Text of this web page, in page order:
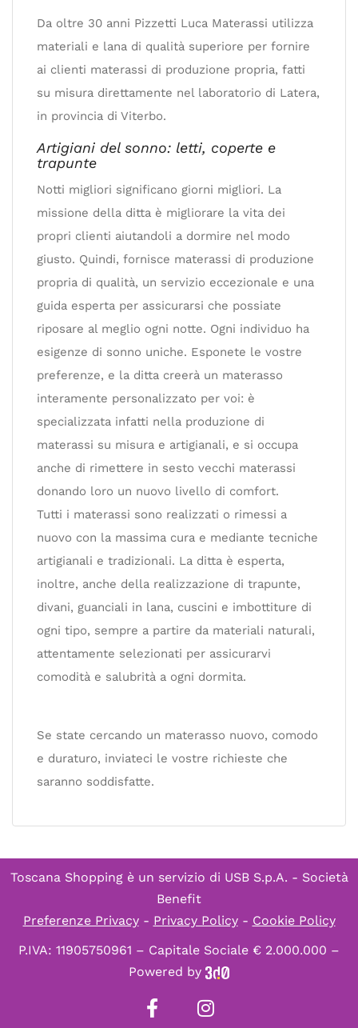
Da oltre 30 anni Pizzetti Luca Materassi utilizza
materiali e lana di qualità superiore per fornire
ai clienti materassi di produzione propria, fatti
su misura direttamente nel laboratorio di Latera,
in provincia di Viterbo.
Artigiani del sonno: letti, coperte e
trapunte
Notti migliori significano giorni migliori. La
missione della ditta è migliorare la vita dei
propri clienti aiutandoli a dormire nel modo
giusto. Quindi, fornisce materassi di produzione
propria di qualità, un servizio eccezionale e una
guida esperta per assicurarsi che possiate
riposare al meglio ogni notte. Ogni individuo ha
esigenze di sonno uniche. Esponete le vostre
preferenze, e la ditta creerà un materasso
interamente personalizzato per voi: è
specializzata infatti nella produzione di
materassi su misura e artigianali, e si occupa
anche di rimettere in sesto vecchi materassi
donando loro un nuovo livello di comfort.
Tutti i materassi sono realizzati o rimessi a
nuovo con la massima cura e mediante tecniche
artigianali e tradizionali. La ditta è esperta,
inoltre, anche della realizzazione di trapunte,
divani, guanciali in lana, cuscini e imbottiture di
ogni tipo, sempre a partire da materiali naturali,
attentamente selezionati per assicurarvi
comodità e salubrità a ogni dormita.
Se state cercando un materasso nuovo, comodo
e duraturo, inviateci le vostre richieste che
saranno soddisfatte.
Toscana Shopping è un servizio di USB S.p.A. - Società
Benefit
Preferenze Privacy- Privacy Policy- Cookie Policy
P.IVA: 11905750961 – Capitale Sociale € 2.000.000 –
Powered by